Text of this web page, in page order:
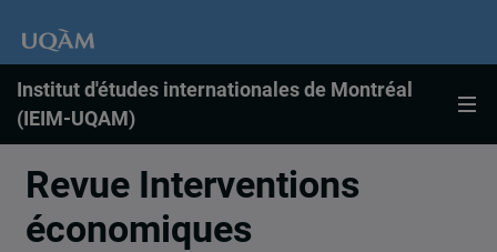
Institut d'études internationales de Montréal
(IEIM-UQAM)
Revue Interventions
économiques